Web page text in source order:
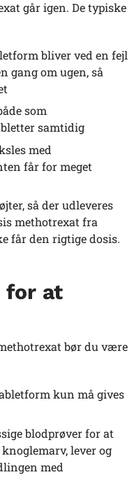
går igen. De typiske
bliver ved en fejl
gang om ugen, så
som
samtidig
med
får for meget
så der udleveres
methotrexat fra
får den rigtige dosis.
for at
bør du være
kun må gives
blodprøver for at
lever og
med